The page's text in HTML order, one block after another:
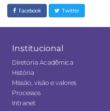
Facebook Twitter
Institucional
Diretoria Acadêmica
História
Missão, visão e valores
Processos
Intranet